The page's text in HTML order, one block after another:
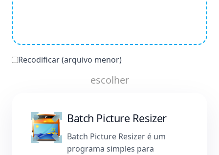
escolher
Recodificar (arquivo menor)
Batch Picture Resizer
Batch Picture Resizer é um
programa simples para